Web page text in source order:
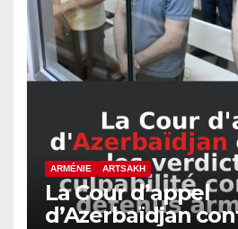
ARMÉNIE ARTSAKH
La Cour d’appel
d’Azerbaïdjan